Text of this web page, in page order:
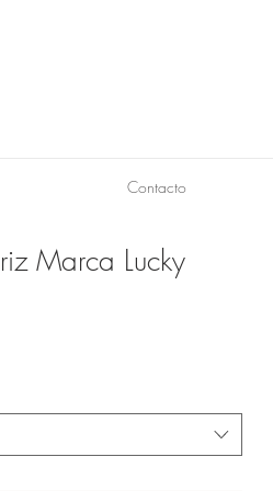
Contacto
Marca Lucky